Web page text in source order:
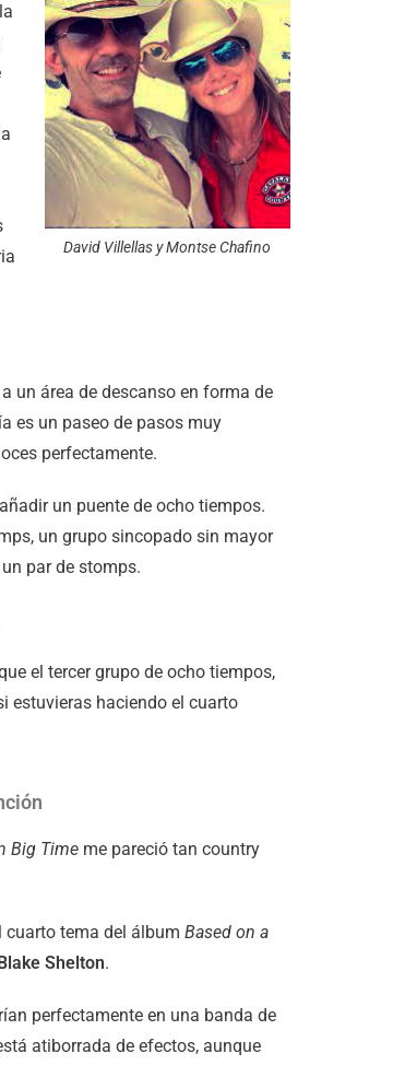
David Villellas y Montse Chafino
un área de descanso en forma de
es un paseo de pasos muy
perfectamente.
un puente de ocho tiempos.
un grupo sincopado sin mayor
par de stomps.
el tercer grupo de ocho tiempos,
estuvieras haciendo el cuarto
Big Time me pareció tan country
cuarto tema del álbum Based on a
Shelton.
perfectamente en una banda de
atiborrada de efectos, aunque